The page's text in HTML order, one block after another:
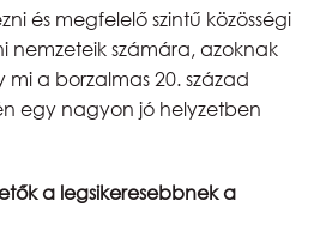
és megfelelő szintű közösségi
nemzeteik számára, azoknak
a borzalmas 20. század
egy nagyon jó helyzetben
a legsikeresebbnek a